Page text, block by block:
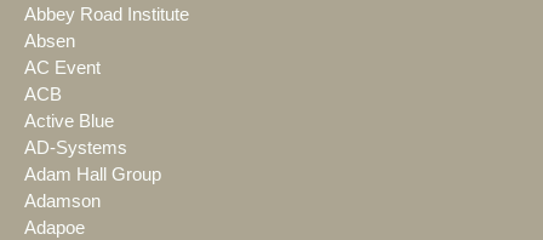
Abbey Road Institute
Absen
AC Event
ACB
Active Blue
AD-Systems
Adam Hall Group
Adamson
Adapoe